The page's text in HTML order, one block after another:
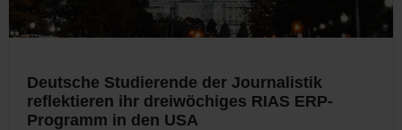
Deutsche Studierende der Journalistik
reflektieren ihr dreiwöchiges RIAS ERP-
Programm in den USA